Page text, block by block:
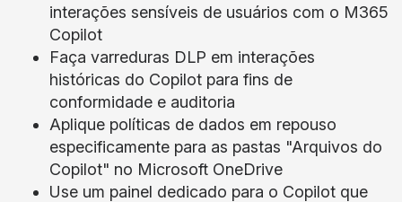
interações sensíveis de usuários com o M365
Copilot
Faça varreduras DLP em interações
históricas do Copilot para fins de
conformidade e auditoria
Aplique políticas de dados em repouso
especificamente para as pastas "Arquivos do
Copilot" no Microsoft OneDrive
Use um painel dedicado para o Copilot que